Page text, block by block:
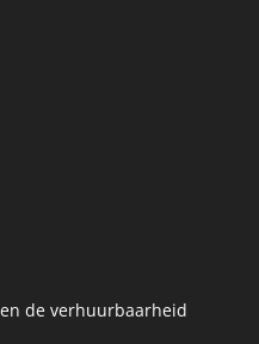
de verhuurbaarheid